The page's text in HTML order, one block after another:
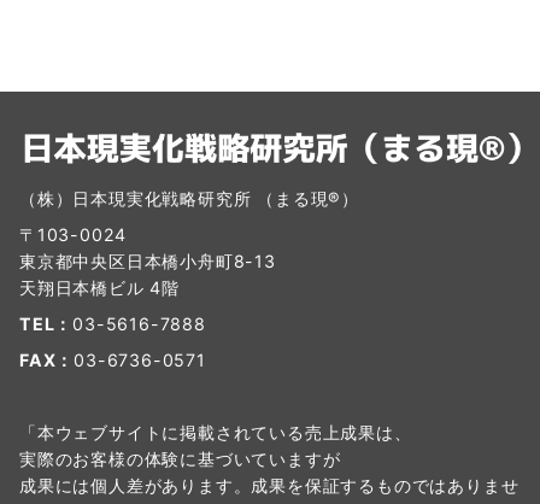
（株）日本現実化戦略研究所 （まる現®）
〒103-0024
東京都中央区日本橋小舟町8-13
天翔日本橋ビル 4階
TEL： 03-5616-7888
FAX： 03-6736-0571
「本ウェブサイトに掲載されている売上成果は、
実際のお客様の体験に基づいていますが
成果には個人差があります。成果を保証するものではありませ